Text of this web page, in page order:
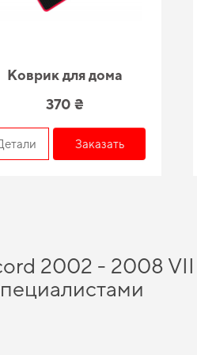
Коврик для дома
370 ₴
Заказать
2002 - 2008
актуальность и качество для